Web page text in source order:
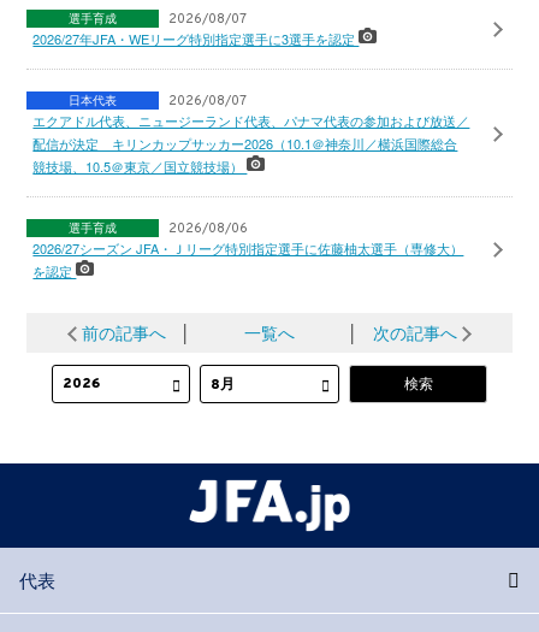
選手育成 2026/08/07
2026/27年JFA・WEリーグ特別指定選手に3選手を認定
日本代表 2026/08/07
エクアドル代表、ニュージーランド代表、パナマ代表の参加および放送／
配信が決定 キリンカップサッカー2026（10.1＠神奈川／横浜国際総合
競技場、10.5＠東京／国立競技場）
選手育成 2026/08/06
2026/27シーズン JFA・Ｊリーグ特別指定選手に佐藤柚太選手（専修大）
を認定
前の記事へ 一覧へ 次の記事へ
代表